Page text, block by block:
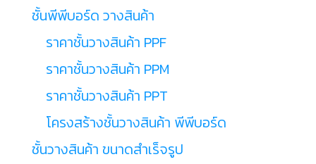
ชั้นพีพีบอร์ด วางสินค้า
ราคาชั้นวางสินค้า PPF
ราคาชั้นวางสินค้า PPM
ราคาชั้นวางสินค้า PPT
โครงสร้างชั้นวางสินค้า พีพีบอร์ด
ชั้นวางสินค้า ขนาดสำเร็จรูป